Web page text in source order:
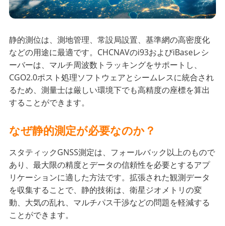
静的測位は、測地管理、常設局設置、基準網の高密度化
などの用途に最適です。CHCNAVのi93およびiBaseレシ
ーバーは、マルチ周波数トラッキングをサポートし、
CGO2.0ポスト処理ソフトウェアとシームレスに統合され
るため、測量士は厳しい環境下でも高精度の座標を算出
することができます。
なぜ静的測定が必要なのか？
スタティックGNSS測定は、フォールバック以上のもので
あり、最大限の精度とデータの信頼性を必要とするアプ
リケーションに適した方法です。拡張された観測データ
を収集することで、静的技術は、衛星ジオメトリの変
動、大気の乱れ、マルチパス干渉などの問題を軽減する
ことができます。